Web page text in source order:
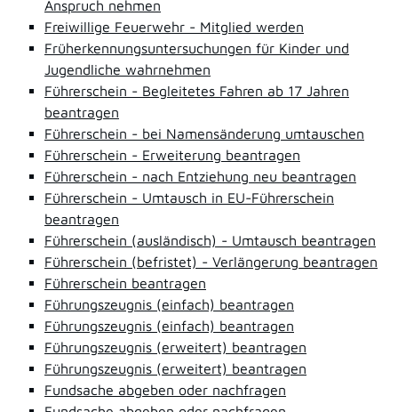
Anspruch nehmen
Freiwillige Feuerwehr - Mitglied werden
Früherkennungsuntersuchungen für Kinder und
Jugendliche wahrnehmen
Führerschein - Begleitetes Fahren ab 17 Jahren
beantragen
Führerschein - bei Namensänderung umtauschen
Führerschein - Erweiterung beantragen
Führerschein - nach Entziehung neu beantragen
Führerschein - Umtausch in EU-Führerschein
beantragen
Führerschein (ausländisch) - Umtausch beantragen
Führerschein (befristet) - Verlängerung beantragen
Führerschein beantragen
Führungszeugnis (einfach) beantragen
Führungszeugnis (einfach) beantragen
Führungszeugnis (erweitert) beantragen
Führungszeugnis (erweitert) beantragen
Fundsache abgeben oder nachfragen